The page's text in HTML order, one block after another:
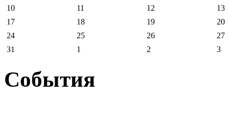
10
11 12
13
17
18 19
20
24
25 26
27
31
1 2 3
События